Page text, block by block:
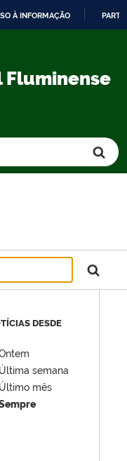
À INFORMAÇÃO
DESDE
Última semana
Último mês